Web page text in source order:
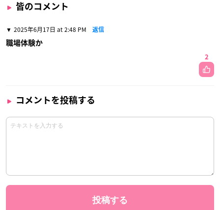
皆のコメント
2025年6月17日 at 2:48 PM 返信
職場体験か
2
コメントを投稿する